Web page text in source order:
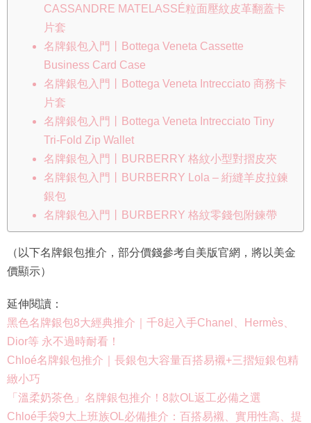
CASSANDRE MATELASSÉ粒面壓紋皮革翻蓋卡
片套
名牌銀包入門丨Bottega Veneta Cassette
Business Card Case
名牌銀包入門丨Bottega Veneta Intrecciato 商務卡
片套
名牌銀包入門丨Bottega Veneta Intrecciato Tiny
Tri-Fold Zip Wallet
名牌銀包入門丨BURBERRY 格紋小型對摺皮夾
名牌銀包入門丨BURBERRY Lola – 絎縫羊皮拉鍊
銀包
名牌銀包入門丨BURBERRY 格紋零錢包附鍊帶
（以下名牌銀包推介，部分價錢參考自美版官網，將以美金
價顯示）
延伸閱讀：
黑色名牌銀包8大經典推介｜千8起入手Chanel、Hermès、
Dior等 永不過時耐看！
Chloé名牌銀包推介｜長銀包大容量百搭易襯+三摺短銀包精
緻小巧
「溫柔奶茶色」名牌銀包推介！8款OL返工必備之選
Chloé手袋9大上班族OL必備推介：百搭易襯、實用性高、提